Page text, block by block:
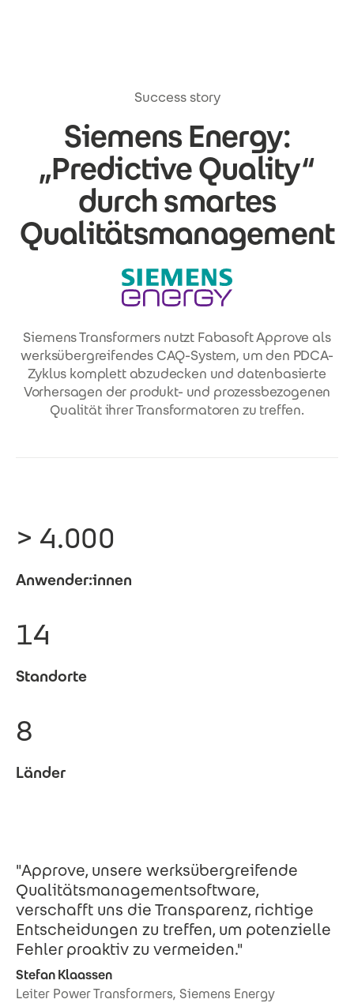
Success story
Siemens Energy:
„Predictive Quality“
durch smartes
Qualitäts­management
Siemens Transformers nutzt Fabasoft Approve als
werksübergreifendes CAQ-System, um den PDCA-
Zyklus komplett abzudecken und datenbasierte
Vorhersagen der produkt- und prozessbezogenen
Qualität ihrer Transformatoren zu treffen.
> 4.000
Anwender:innen
14
Standorte
8
Länder
"Approve, unsere werksübergreifende
Qualitätsmanagementsoftware,
verschafft uns die Transparenz, richtige
Entscheidungen zu treffen, um potenzielle
Fehler proaktiv zu vermeiden."
Stefan Klaassen
Leiter Power Transformers, Siemens Energy